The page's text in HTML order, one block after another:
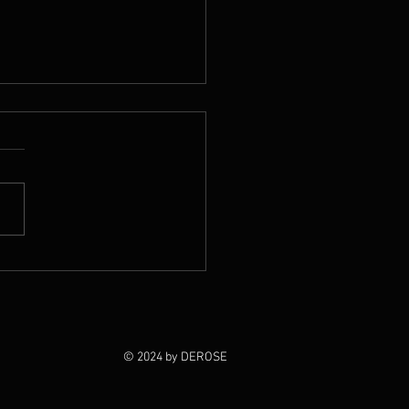
© 2024 by DEROSE